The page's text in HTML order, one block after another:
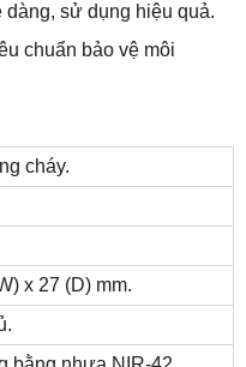
dàng, sử dụng hiệu quả.
chuẩn bảo vệ môi
cháy.
x 27 (D) mm.